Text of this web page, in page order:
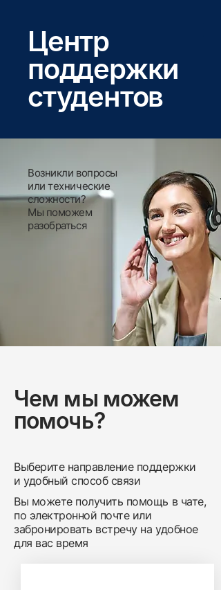
Центр
поддержки
студентов
Возникли вопросы
или технические
сложности?
Мы поможем
разобраться
Чем мы можем
помочь?
Выберите направление поддержки
и удобный способ связи
Вы можете получить помощь в чате,
по электронной почте или
забронировать встречу на удобное
для вас время